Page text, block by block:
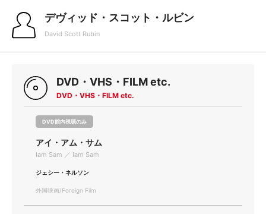
デヴィッド・スコット・ルビン
David Scott Rubin
DVD・VHS・FILM etc.
DVD・VHS・FILM etc.
DVD館内視聴のみ
アイ・アム・サム
Iam Sam ／ Iam Sam
ジェシー・ネルソン
外国映画/Foreign Film